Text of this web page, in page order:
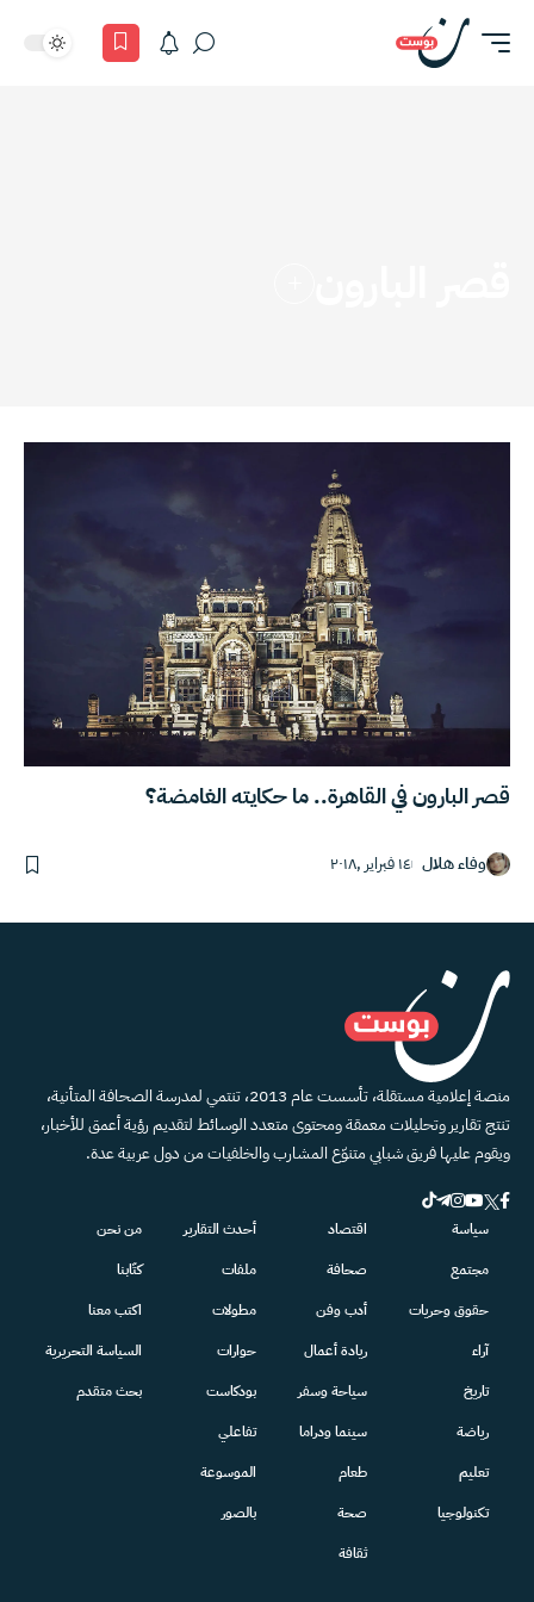
قصر البارون في القاهرة.. ما حكايته الغامضة؟
وفاء هلال ١٤ فبراير ,٢٠١٨
منصة إعلامية مستقلة، تأسست عام 2013، تنتمي لمدرسة الصحافة المتأنية،
تنتج تقارير وتحليلات معمقة ومحتوى متعدد الوسائط لتقديم رؤية أعمق للأخبار،
ويقوم عليها فريق شبابي متنوّع المشارب والخلفيات من دول عربية عدة.
سياسة
مجتمع
حقوق وحريات
آراء
تاريخ
رياضة
تعليم
تكنولوجيا
اقتصاد
صحافة
أدب وفن
ريادة أعمال
سياحة وسفر
سينما ودراما
طعام
صحة
ثقافة
أحدث التقارير
ملفات
مطولات
حوارات
بودكاست
تفاعلي
الموسوعة
بالصور
من نحن
كتّابنا
اكتب معنا
السياسة التحريرية
بحث متقدم